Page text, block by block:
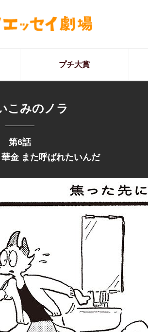
プチ大賞
こみのノラ
第6話
金 また呼ばれたいんだ